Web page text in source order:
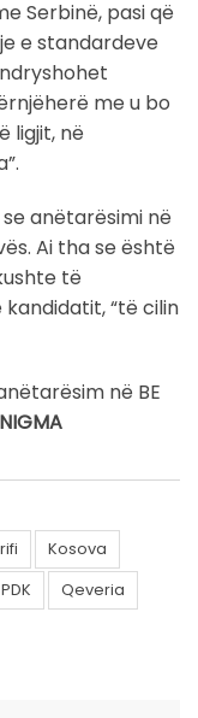
Serbinë, pasi që
e standardeve
me u bo
ligjit, në
anëtarësimi në
Ai tha se është
të
“të cilin
në BE
Kosova
PDK
Qeveria